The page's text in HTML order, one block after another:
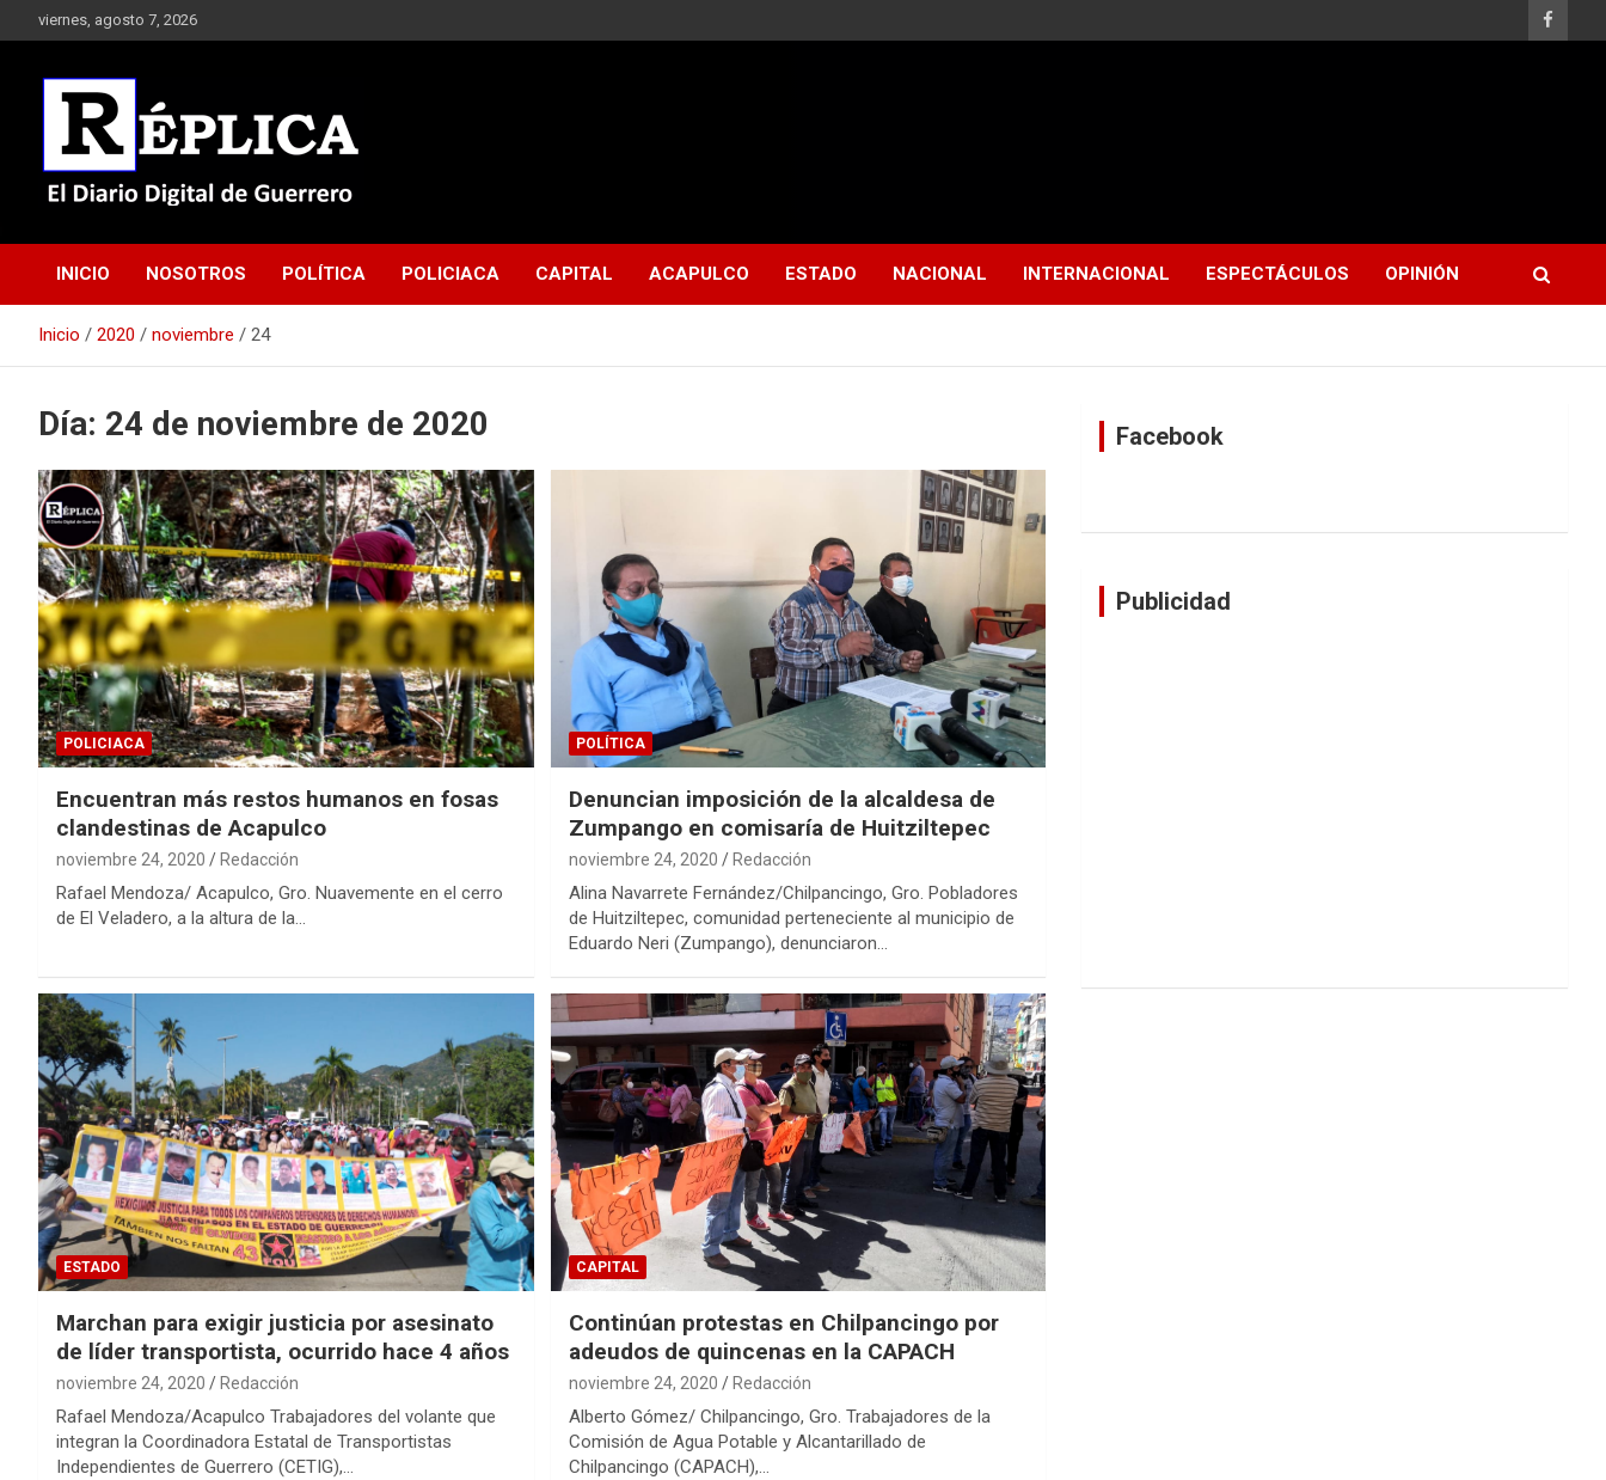
al
viernes, agosto 7, 2026
Réplica
INICIO NOSOTROS POLÍTICA POLICIACA CAPITAL ACAPULCO ESTADO NACIONAL INTERNACIONAL ESPECTÁCULOS OPINIÓN
Inicio 2020 noviembre 24
Día: 24 de noviembre de 2020
POLICIACA
Encuentran más restos humanos en fosas
clandestinas de Acapulco
noviembre 24, 2020 Redacción
Rafael Mendoza/ Acapulco, Gro. Nuavemente en el cerro
de El Veladero, a la altura de la…
POLÍTICA
Denuncian imposición de la alcaldesa de
Zumpango en comisaría de Huitziltepec
noviembre 24, 2020 Redacción
Alina Navarrete Fernández/Chilpancingo, Gro. Pobladores
de Huitziltepec, comunidad perteneciente al municipio de
Eduardo Neri (Zumpango), denunciaron…
ESTADO
Marchan para exigir justicia por asesinato
de líder transportista, ocurrido hace 4 años
noviembre 24, 2020 Redacción
Rafael Mendoza/Acapulco Trabajadores del volante que
integran la Coordinadora Estatal de Transportistas
Independientes de Guerrero (CETIG),…
CAPITAL
Continúan protestas en Chilpancingo por
adeudos de quincenas en la CAPACH
noviembre 24, 2020 Redacción
Alberto Gómez/ Chilpancingo, Gro. Trabajadores de la
Comisión de Agua Potable y Alcantarillado de
Chilpancingo (CAPACH),…
Facebook
Publicidad